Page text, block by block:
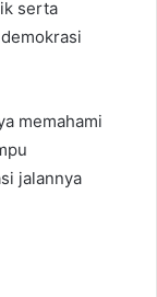
serta
memahami
jalannya